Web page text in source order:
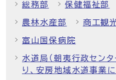
総務部 保健福祉部
農林水産部 商工観
富山国保病院
水道局（朝夷行政セン
り、安房地域水道事業